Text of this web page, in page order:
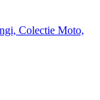
Colectie Moto,